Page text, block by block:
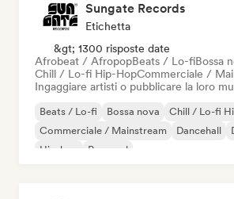
Sungate Records
Etichetta
&gt; 1300 risposte date
Afrobeat / AfropopBeats / Lo-fiBossa
Chill / Lo-fi Hip-HopCommerciale /
Ingaggiare artisti o pubblicare la loro
Beats / Lo-fi Bossa nova
Chill / Lo-fi
Commerciale / Mainstream
Dancehall
Hip-hop
Pop soul